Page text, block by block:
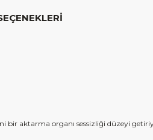
bir aktarma organı sessizliği düzeyi